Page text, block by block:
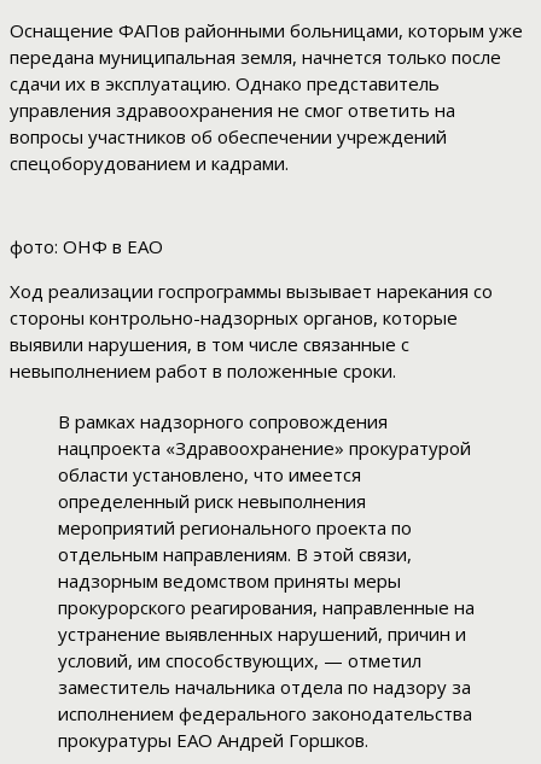
Оснащение ФАПов районными больницами, которым уже
передана муниципальная земля, начнется только после
сдачи их в эксплуатацию. Однако представитель
управления здравоохранения не смог ответить на
вопросы участников об обеспечении учреждений
спецоборудованием и кадрами.
фото: ОНФ в ЕАО
Ход реализации госпрограммы вызывает нарекания со
стороны контрольно-надзорных органов, которые
выявили нарушения, в том числе связанные с
невыполнением работ в положенные сроки.
В рамках надзорного сопровождения
нацпроекта «Здравоохранение» прокуратурой
области установлено, что имеется
определенный риск невыполнения
мероприятий регионального проекта по
отдельным направлениям. В этой связи,
надзорным ведомством приняты меры
прокурорского реагирования, направленные на
устранение выявленных нарушений, причин и
условий, им способствующих, — отметил
заместитель начальника отдела по надзору за
исполнением федерального законодательства
прокуратуры ЕАО Андрей Горшков.